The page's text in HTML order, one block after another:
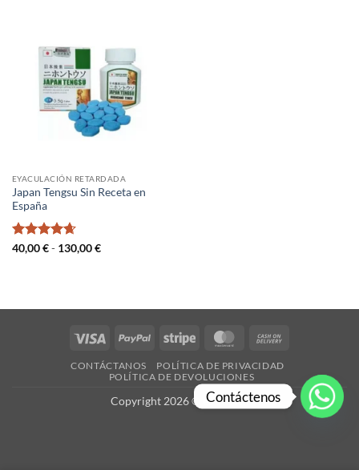
EYACULACIÓN RETARDADA
Japan Tengsu Sin Receta en
España
Valorado
40,00€ - 130,00€Rango
130,00 €
Visa PayPal Stripe MasterCard
Delivery
CONTÁCTANOS
POLÍTICA DE PRIVACIDAD
POLÍTICA DE DEVOLUCIONES
Copyright 2026 © es-X.com
Contáctenos